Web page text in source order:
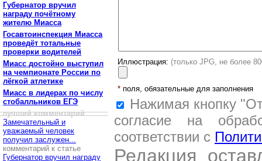
Губернатор вручил
награду почётному
жителю Миасса
Госавтоинспекция Миасса
проведёт тотальные
проверки водителей
Миасс достойно выступил
на чемпионате России по
лёгкой атлетике
Миасс в лидерах по числу
стобалльников ЕГЭ
лучший комментарий
Замечательный и
уважаемый человек
получил заслужен...
комментарий к статье
Губернатор вручил награду
Иллюстрация: (только JPG, не более
* поля, обязательные для заполнения
Нажимая кнопку
согласие на
соответствии с
Редакция